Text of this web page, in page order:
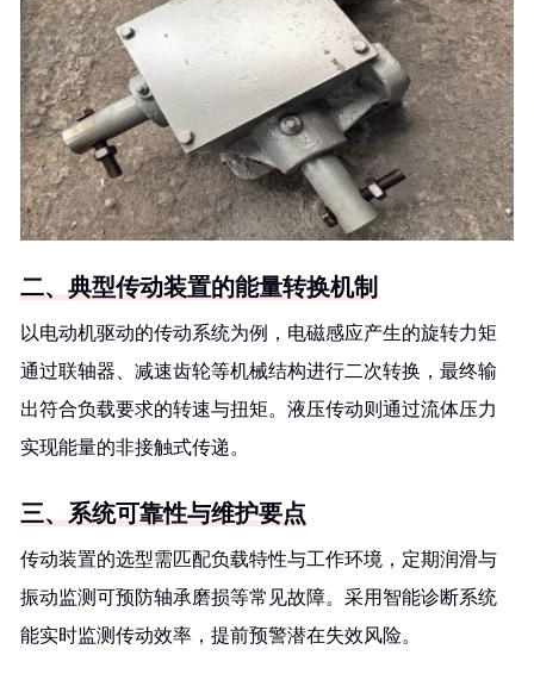
二、典型传动装置的能量转换机制
以电动机驱动的传动系统为例，电磁感应产生的旋转力矩
通过联轴器、减速齿轮等机械结构进行二次转换，最终输
出符合负载要求的转速与扭矩。液压传动则通过流体压力
实现能量的非接触式传递。
三、系统可靠性与维护要点
传动装置的选型需匹配负载特性与工作环境，定期润滑与
振动监测可预防轴承磨损等常见故障。采用智能诊断系统
能实时监测传动效率，提前预警潜在失效风险。